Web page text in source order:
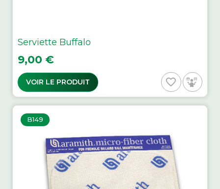
Serviette Buffalo
Prix
9,00 €
VOIR LE PRODUIT favorite_border
B149